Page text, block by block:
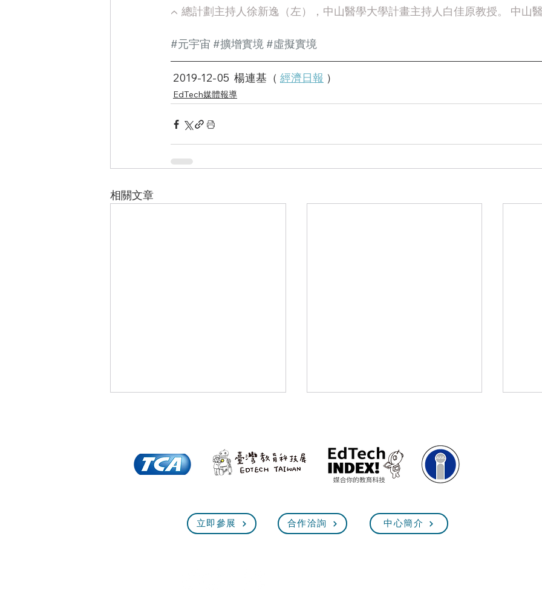
▲ 總計劃主持人徐新逸（左），中山醫學大學計畫主持人白佳原教授。 中山
#元宇宙 #擴增實境 #虛擬實境
2019-12-05  楊連基（ 經濟日報 ）
EdTech媒體報導
相關文章
中信國小攜手Pubook Pro打
造【閱讀樹，讀數位】圖書
2023臺灣教育科技展-媒體報
導&新聞回顧
立即參展 合作洽詢 中心簡介